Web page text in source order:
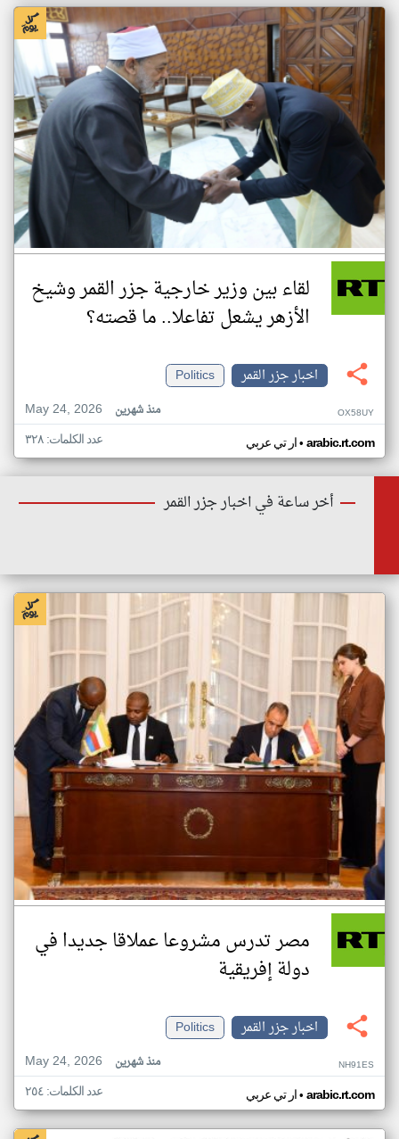
لقاء بين وزير خارجية جزر القمر وشيخ
الأزهر يشعل تفاعلا.. ما قصته؟
اخبار جزر القمر
Politics
May 24, 2026
منذ شهرين OX58UY
ار تي عربي• arabic.rt.com عدد الكلمات: ٣٢٨
أخر ساعة في اخبار جزر القمر
مصر تدرس مشروعا عملاقا جديدا في
دولة إفريقية
اخبار جزر القمر
Politics
May 24, 2026
منذ شهرين NH91ES
ار تي عربي• arabic.rt.com عدد الكلمات: ٢٥٤